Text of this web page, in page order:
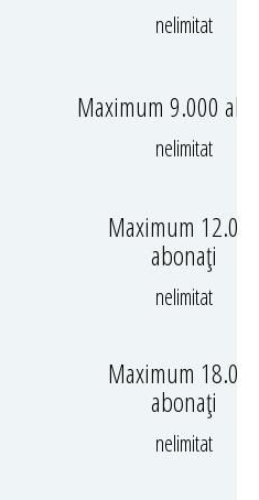
nelimitat
Maximum 9.000
nelimitat
Maximum
abonați
nelimitat
Maximum
abonați
nelimitat